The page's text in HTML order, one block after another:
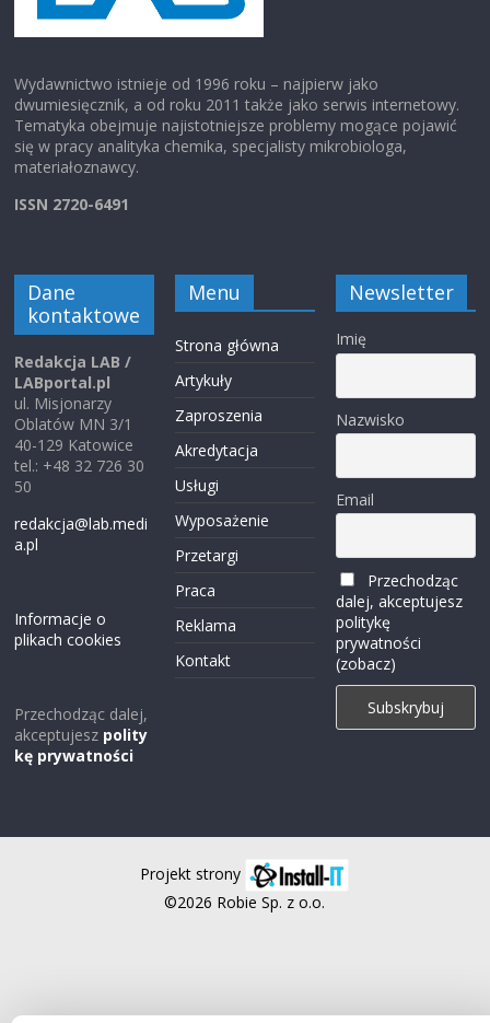
Wydawnictwo istnieje od 1996 roku – najpierw jako
dwumiesięcznik, a od roku 2011 także jako serwis internetowy.
Tematyka obejmuje najistotniejsze problemy mogące pojawić
się w pracy analityka chemika, specjalisty mikrobiologa,
materiałoznawcy.
ISSN 2720-6491
Dane
kontaktowe
Redakcja LAB /
LABportal.pl
ul. Misjonarzy
Oblatów MN 3/1
40-129 Katowice
tel.: +48 32 726 30
50
redakcja@lab.medi
a.pl
Informacje o
plikach cookies
Przechodząc dalej,
akceptujesz polity
kę prywatności
Menu
Strona główna
Artykuły
Zaproszenia
Akredytacja
Usługi
Wyposażenie
Przetargi
Praca
Reklama
Kontakt
Newsletter
Imię
Nazwisko
Email
Przechodząc
dalej, akceptujesz
politykę
prywatności
(zobacz)
Projekt strony
©2026 Robie Sp. z o.o.